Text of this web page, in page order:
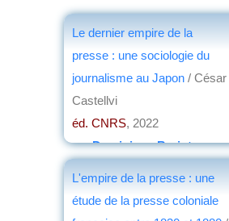
Le dernier empire de la
presse : une sociologie du
journalisme au Japon / César
Castellvi
éd. CNRS, 2022
parDominique Barjot
L'empire de la presse : une
étude de la presse coloniale